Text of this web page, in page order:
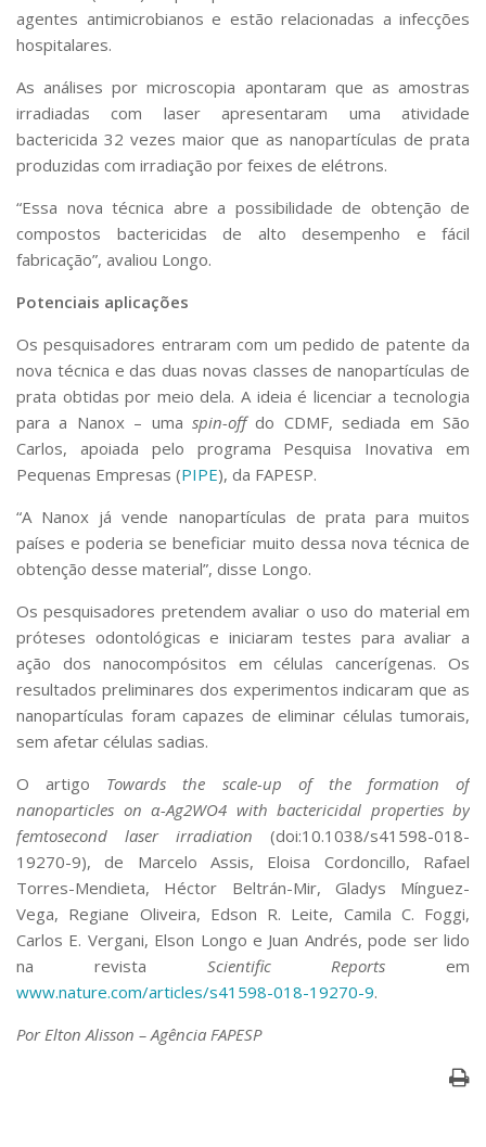
agentes antimicrobianos e estão relacionadas a infecções
hospitalares.
As análises por microscopia apontaram que as amostras
irradiadas com laser apresentaram uma atividade
bactericida 32 vezes maior que as nanopartículas de prata
produzidas com irradiação por feixes de elétrons.
“Essa nova técnica abre a possibilidade de obtenção de
compostos bactericidas de alto desempenho e fácil
fabricação”, avaliou Longo.
Potenciais aplicações
Os pesquisadores entraram com um pedido de patente da
nova técnica e das duas novas classes de nanopartículas de
prata obtidas por meio dela. A ideia é licenciar a tecnologia
para a Nanox – uma spin-offdo CDMF, sediada em São
Carlos, apoiada pelo programa Pesquisa Inovativa em
Pequenas Empresas (PIPE), da FAPESP.
“A Nanox já vende nanopartículas de prata para muitos
países e poderia se beneficiar muito dessa nova técnica de
obtenção desse material”, disse Longo.
Os pesquisadores pretendem avaliar o uso do material em
próteses odontológicas e iniciaram testes para avaliar a
ação dos nanocompósitos em células cancerígenas. Os
resultados preliminares dos experimentos indicaram que as
nanopartículas foram capazes de eliminar células tumorais,
sem afetar células sadias.
O artigo Towards the scale-up of the formation of
nanoparticles on α-Ag2WO4 with bactericidal properties by
femtosecond laser irradiation (doi:10.1038/s41598-018-
19270-9), de Marcelo Assis, Eloisa Cordoncillo, Rafael
Torres-Mendieta, Héctor Beltrán-Mir, Gladys Mínguez-
Vega, Regiane Oliveira, Edson R. Leite, Camila C. Foggi,
Carlos E. Vergani, Elson Longo e Juan Andrés, pode ser lido
na revista Scientific Reports em
www.nature.com/articles/s41598-018-19270-9.
Por Elton Alisson – Agência FAPESP